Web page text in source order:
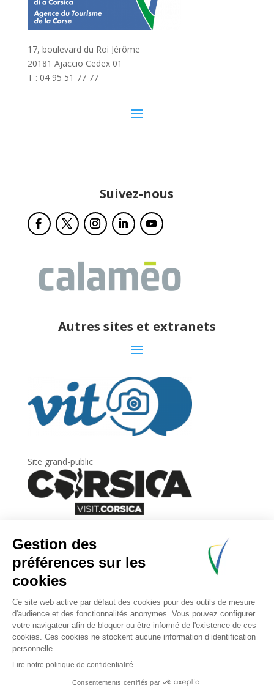
17, boulevard du Roi Jérôme
20181 Ajaccio Cedex 01
T : 04 95 51 77 77
Suivez-nous
Autres sites et extranets
Site grand-public
Newsletter
Inscrivez-vous àla lettre d’information
l’Agence du tourisme de la Corse.